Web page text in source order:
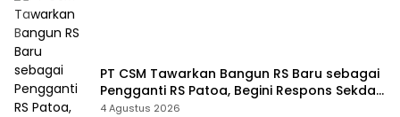
PT CSM Tawarkan Bangun RS Baru sebagai
Pengganti RS Patoa, Begini Respons Sekda
Kolut
4 Agustus 2026